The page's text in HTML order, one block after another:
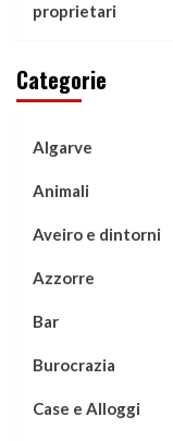
proprietari
Categorie
Algarve
Animali
Aveiro e dintorni
Azzorre
Bar
Burocrazia
Case e Alloggi